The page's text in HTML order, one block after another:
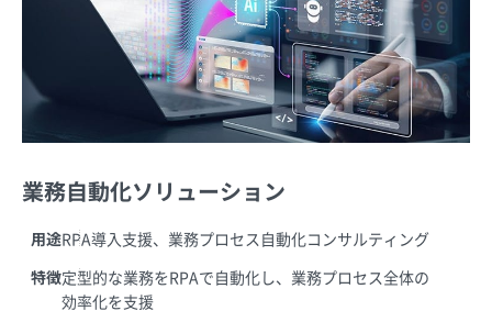
業務自動化ソリューション
用途RPA導入支援、業務プロセス自動化コンサルティング
特徴定型的な業務をRPAで自動化し、業務プロセス全体の
効率化を支援